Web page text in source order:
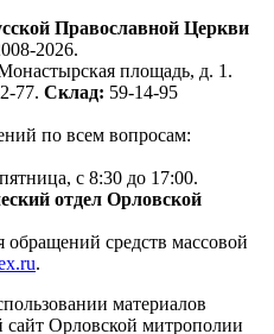
Православной Церкви
2026.
площадь, д. 1.
77. Склад: 59-14-95
по всем вопросам:
с 8:30 до 17:00.
отдел Орловской
обращений средств массовой
.
материалов
Орловской митрополии